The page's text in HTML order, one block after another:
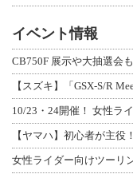
イベント情報
CB750F 展示や大抽選会
【スズキ】「GSX-S/R
10/23・24開催！ 女性ラ
【ヤマハ】初心者が主役
女性ライダー向けツーリ